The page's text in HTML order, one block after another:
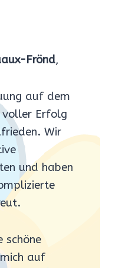
Frönd,
auf dem
Erfolg
Wir
und haben
schöne
auf